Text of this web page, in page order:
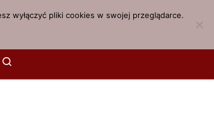
wyłączyć pliki cookies w swojej przeglądarce.